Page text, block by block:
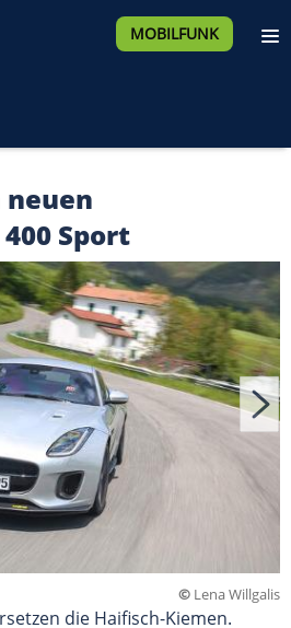
MOBILFUNK
neuen
Sport
© Lena Willgalis
die Haifisch-Kiemen.